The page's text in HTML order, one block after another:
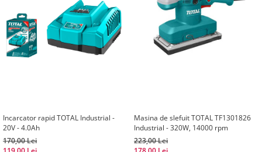
Incarcator rapid TOTAL Industrial -
20V - 4.0Ah
170,00 Lei
Masina de slefuit TOTAL TF1301826
Industrial - 320W, 14000 rpm
223,00 Lei